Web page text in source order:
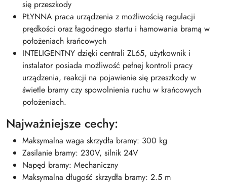
się przeszkody
PŁYNNA praca urządzenia z możliwością regulacji
prędkości oraz łagodnego startu i hamowania bramą w
położeniach krańcowych
INTELIGENTNY dzięki centrali ZL65, użytkownik i
instalator posiada możliwość pełnej kontroli pracy
urządzenia, reakcji na pojawienie się przeszkody w
świetle bramy czy spowolnienia ruchu w krańcowych
położeniach.
Najważniejsze cechy:
Maksymalna waga skrzydła bramy: 300 kg
Zasilanie bramy: 230V, silnik 24V
Napęd bramy: Mechaniczny
Maksymalna długość skrzydła bramy: 2.5 m